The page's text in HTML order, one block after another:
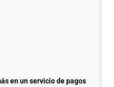
en un servicio de pagos